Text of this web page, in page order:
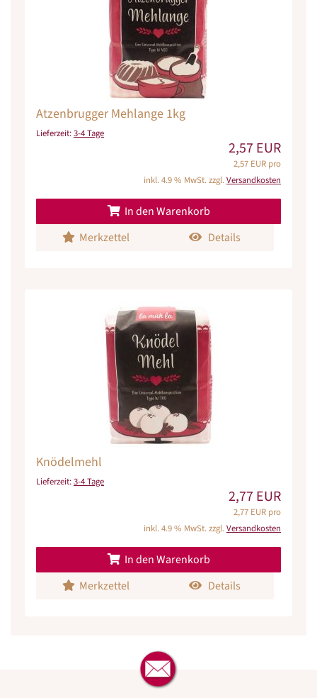
Atzenbrugger Mehlange 1kg
Lieferzeit:3-4 Tage
2,57 EUR
2,57 EUR pro
inkl. 4.9 % MwSt. zzgl.Versandkosten
In den Warenkorb
Merkzettel
Details
Knödelmehl
Lieferzeit:3-4 Tage
2,77 EUR
2,77 EUR pro
inkl. 4.9 % MwSt. zzgl.Versandkosten
In den Warenkorb
Merkzettel
Details